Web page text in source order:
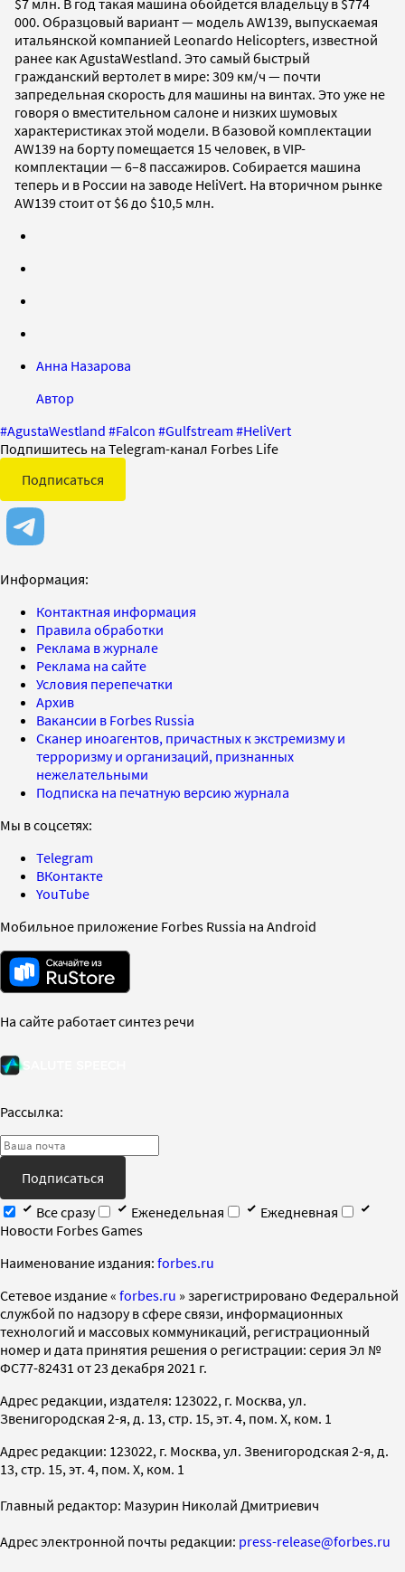
$7 млн. В год такая машина обойдется владельцу в $774
000. Образцовый вариант — модель AW139, выпускаемая
итальянской компанией Leonardo Helicopters, известной
ранее как AgustaWestland. Это самый быстрый
гражданский вертолет в мире: 309 км/ч — почти
запредельная скорость для машины на винтах. Это уже не
говоря о вместительном салоне и низких шумовых
характеристиках этой модели. В базовой комплектации
AW139 на борту помещается 15 человек, в VIP-
комплектации — 6–8 пассажиров. Собирается машина
теперь и в России на заводе HeliVert. На вторичном рынке
AW139 стоит от $6 до $10,5 млн.
Анна Назарова
Автор
#AgustaWestland #Falcon #Gulfstream #HeliVert
Подпишитесь на Telegram-канал Forbes Life
Подписаться
Информация:
Контактная информация
Правила обработки
Реклама в журнале
Реклама на сайте
Условия перепечатки
Архив
Вакансии в Forbes Russia
Сканер иноагентов, причастных к экстремизму и
терроризму и организаций, признанных
нежелательными
Подписка на печатную версию журнала
Мы в соцсетях:
Telegram
ВКонтакте
YouTube
Мобильное приложение Forbes Russia на Android
На сайте работает синтез речи
Рассылка:
Подписаться
Все сразу
Еженедельная
Ежедневная
Новости Forbes Games
Наименование издания: forbes.ru
Cетевое издание « forbes.ru » зарегистрировано Федеральной
службой по надзору в сфере связи, информационных
технологий и массовых коммуникаций, регистрационный
номер и дата принятия решения о регистрации: серия Эл №
ФС77-82431 от 23 декабря 2021 г.
Адрес редакции, издателя: 123022, г. Москва, ул.
Звенигородская 2-я, д. 13, стр. 15, эт. 4, пом. X, ком. 1
Адрес редакции: 123022, г. Москва, ул. Звенигородская 2-я, д.
13, стр. 15, эт. 4, пом. X, ком. 1
Главный редактор: Мазурин Николай Дмитриевич
Адрес электронной почты редакции: press-release@forbes.ru